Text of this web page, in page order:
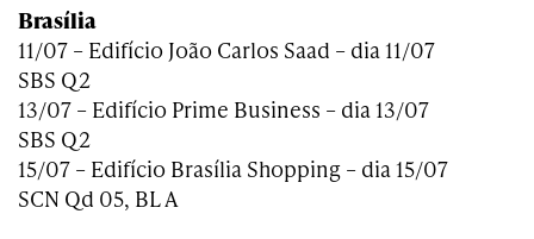
Brasília
11/07 – Edifício João Carlos Saad – dia 11/07
SBS Q2
13/07 – Edifício Prime Business – dia 13/07
SBS Q2
15/07 – Edifício Brasília Shopping – dia 15/07
SCN Qd 05, BL A